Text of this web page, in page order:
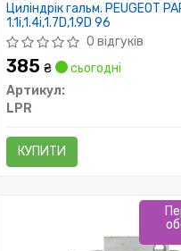
Циліндрік гальм. PEUGEOT
1.1i,1.4i,1.7D,1.9D 96
0 відгуків
385₴
сьогодні
Артикул:
LPR
КУПИТИ